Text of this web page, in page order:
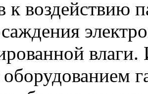
к воздействию
влаги.